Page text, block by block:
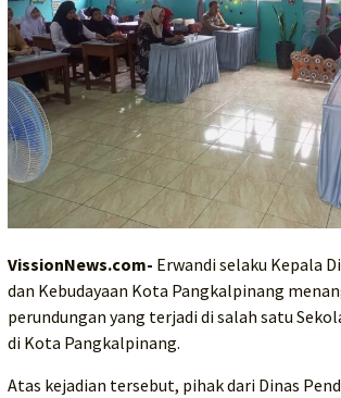
VissionNews.com- Erwandi selaku Kepala
dan Kebudayaan Kota Pangkalpinang
perundungan yang terjadi di salah satu
di Kota Pangkalpinang.
Atas kejadian tersebut, pihak dari Dinas